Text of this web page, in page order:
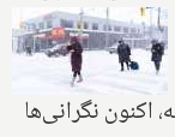
نگرانی‌ها